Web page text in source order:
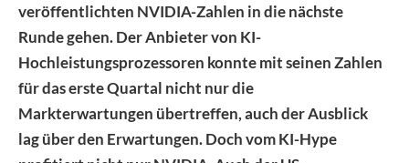
veröffentlichten NVIDIA-Zahlen in die nächste
Runde gehen. Der Anbieter von KI-
Hochleistungsprozessoren konnte mit seinen Zahlen
für das erste Quartal nicht nur die
Markterwartungen übertreffen, auch der Ausblick
lag über den Erwartungen. Doch vom KI-Hype